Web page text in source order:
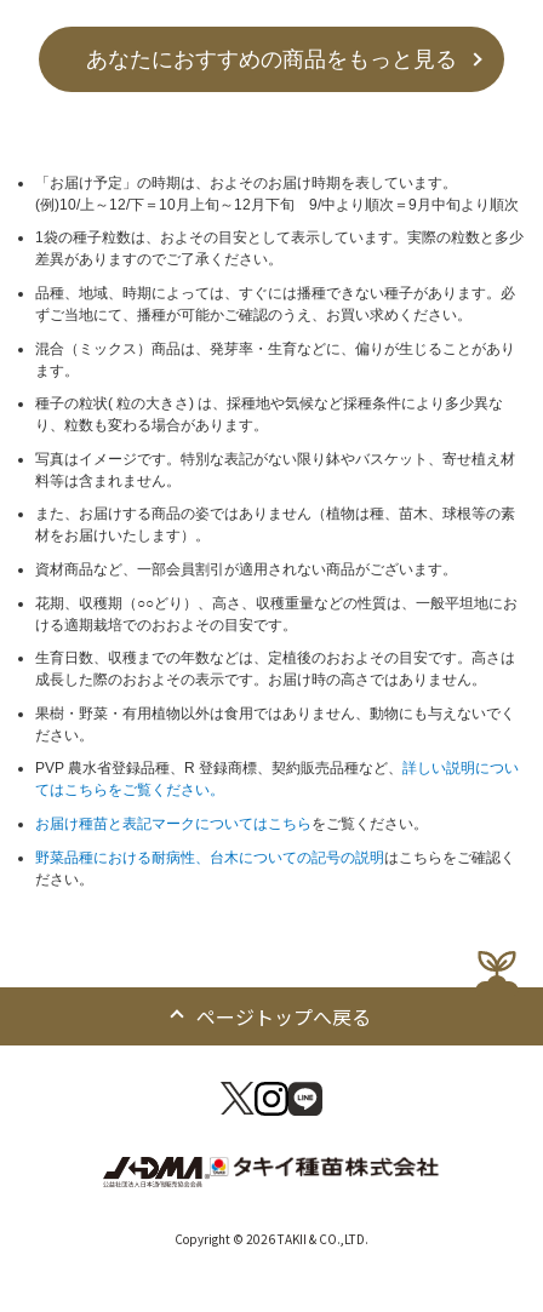
あなたにおすすめの商品をもっと見る
「お届け予定」の時期は、およそのお届け時期を表しています。
(例)10/上～12/下＝10月上旬～12月下旬 9/中より順次＝9月中旬より順次
1袋の種子粒数は、およその目安として表示しています。実際の粒数と多少
差異がありますのでご了承ください。
品種、地域、時期によっては、すぐには播種できない種子があります。必
ずご当地にて、播種が可能かご確認のうえ、お買い求めください。
混合（ミックス）商品は、発芽率・生育などに、偏りが生じることがあり
ます。
種子の粒状( 粒の大きさ) は、採種地や気候など採種条件により多少異な
り、粒数も変わる場合があります。
写真はイメージです。特別な表記がない限り鉢やバスケット、寄せ植え材
料等は含まれません。
また、お届けする商品の姿ではありません（植物は種、苗木、球根等の素
材をお届けいたします）。
資材商品など、一部会員割引が適用されない商品がございます。
花期、収穫期（○○どり）、高さ、収穫重量などの性質は、一般平坦地にお
ける適期栽培でのおおよその目安です。
生育日数、収穫までの年数などは、定植後のおおよその目安です。高さは
成長した際のおおよその表示です。お届け時の高さではありません。
果樹・野菜・有用植物以外は食用ではありません、動物にも与えないでく
ださい。
PVP 農水省登録品種、R 登録商標、契約販売品種など、詳しい説明につい
てはこちらをご覧ください。
お届け種苗と表記マークについてはこちら をご覧ください。
野菜品種における耐病性、台木についての記号の説明はこちらをご確認く
ださい。
ページトップへ戻る
Copyright © 2026 TAKII & CO.,LTD.